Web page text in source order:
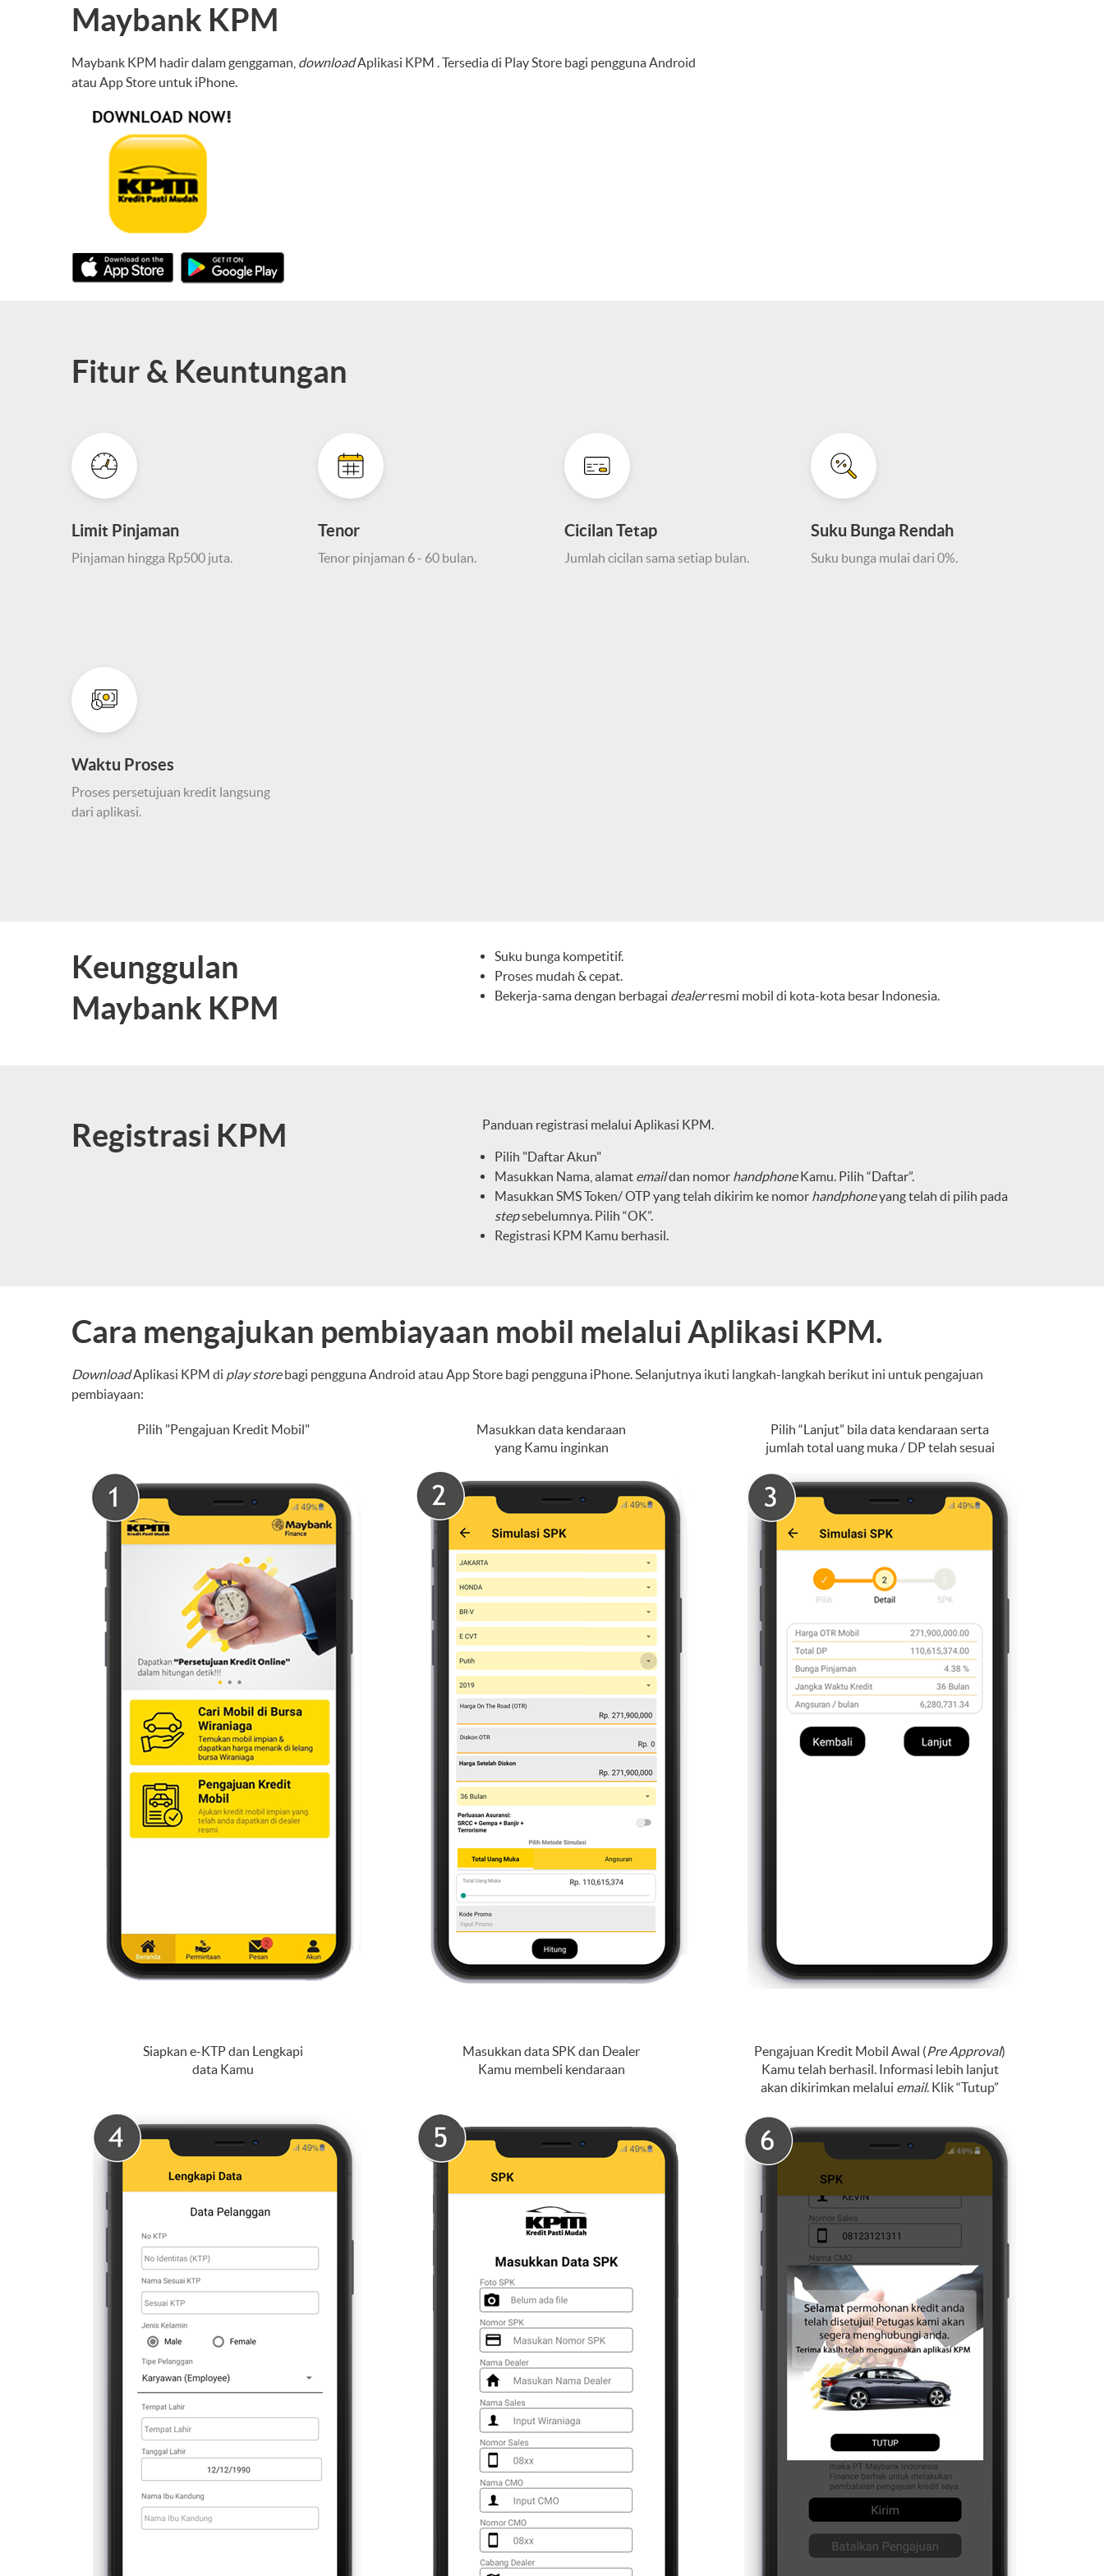
Maybank KPM
Maybank KPM hadir dalam genggaman, downloadAplikasi KPM . Tersedia di Play Store bagi pengguna Android
atau App Store untuk iPhone.
Fitur & Keuntungan
Limit Pinjaman
Pinjaman hingga Rp500 juta.
Tenor
Tenor pinjaman 6 - 60 bulan.
Cicilan Tetap
Jumlah cicilan sama setiap bulan.
Suku Bunga Rendah
Suku bunga mulai dari 0%.
Waktu Proses
Proses persetujuan kredit langsung
dari aplikasi.
Keunggulan
Maybank KPM
Suku bunga kompetitif.
Proses mudah & cepat.
Bekerja-sama dengan berbagai dealerresmi mobil di kota-kota besar Indonesia.
Registrasi KPM Panduan registrasi melalui Aplikasi KPM.
Pilih "Daftar Akun"
Masukkan Nama, alamat emaildan nomor handphoneKamu. Pilih “Daftar”.
Masukkan SMS Token/ OTP yang telah dikirim ke nomor handphoneyang telah di pilih pada
stepsebelumnya. Pilih “OK”.
Registrasi KPM Kamu berhasil.
Cara mengajukan pembiayaan mobil melalui Aplikasi KPM.
DownloadAplikasi KPM di play storebagi pengguna Android atau App Store bagi pengguna iPhone. Selanjutnya ikuti langkah-langkah berikut ini untuk pengajuan
pembiayaan:
Pilih "Pengajuan Kredit Mobil"
Masukkan data kendaraan
yang Kamu inginkan
Pilih “Lanjut” bila data kendaraan serta
jumlah total uang muka / DP telah sesuai
Siapkan e-KTP dan Lengkapi
data Kamu
Masukkan data SPK dan Dealer
Kamu membeli kendaraan
Pengajuan Kredit Mobil Awal (Pre Approval)
Kamu telah berhasil. Informasi lebih lanjut
akan dikirimkan melalui email. Klik “Tutup”